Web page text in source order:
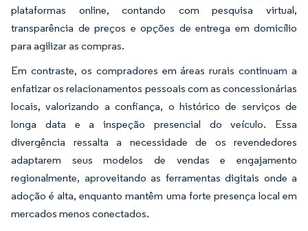
plataformas online, contando com pesquisa virtual,
transparência de preços e opções de entrega em domicílio
para agilizar as compras.
Em contraste, os compradores em áreas rurais continuam a
enfatizar os relacionamentos pessoais com as concessionárias
locais, valorizando a confiança, o histórico de serviços de
longa data e a inspeção presencial do veículo. Essa
divergência ressalta a necessidade de os revendedores
adaptarem seus modelos de vendas e engajamento
regionalmente, aproveitando as ferramentas digitais onde a
adoção é alta, enquanto mantêm uma forte presença local em
mercados menos conectados.